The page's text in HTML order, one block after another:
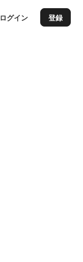
ログイン 登録